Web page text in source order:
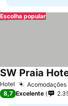
Escolha popular
Hotel
SW Praia
8,7 Excelente